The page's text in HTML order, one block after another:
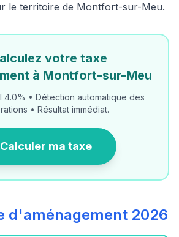
le territoire de Montfort-sur-Meu.
votre taxe
à Montfort-sur-Meu
4.0% • Détection automatique des
• Résultat immédiat.
Calculer ma taxe
d'aménagement 2026